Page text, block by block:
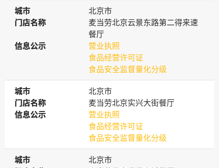
城市
城市
北京市
门店名称
门店名称
麦当劳北京云景东路第二得来速
餐厅
信息公示
信息公示
营业执照
食品经营许可证
食品安全监督量化分级
城市
城市
北京市
门店名称
门店名称
麦当劳北京实兴大街餐厅
信息公示
信息公示
营业执照
食品经营许可证
食品安全监督量化分级
城市
城市
北京市